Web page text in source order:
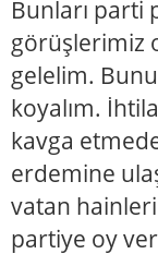
Bunları
görüşlerimiz
gelelim.
koyalım.
kavga
erdemine
vatan
partiye oy